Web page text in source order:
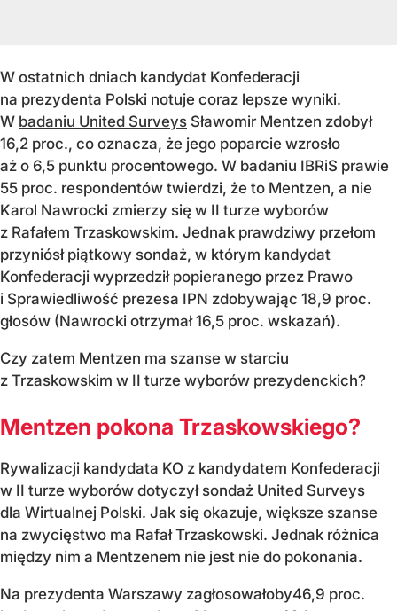
W ostatnich dniach kandydat Konfederacji
na prezydenta Polski notuje coraz lepsze wyniki.
W badaniu United Surveys Sławomir Mentzen zdobył
16,2 proc., co oznacza, że jego poparcie wzrosło
aż o 6,5 punktu procentowego. W badaniu IBRiS prawie
55 proc. respondentów twierdzi, że to Mentzen, a nie
Karol Nawrocki zmierzy się w II turze wyborów
z Rafałem Trzaskowskim. Jednak prawdziwy przełom
przyniósł piątkowy sondaż, w którym kandydat
Konfederacji wyprzedził popieranego przez Prawo
i Sprawiedliwość prezesa IPN zdobywając 18,9 proc.
głosów (Nawrocki otrzymał 16,5 proc. wskazań).
Czy zatem Mentzen ma szanse w starciu
z Trzaskowskim w II turze wyborów prezydenckich?
Mentzen pokona Trzaskowskiego?
Rywalizacji kandydata KO z kandydatem Konfederacji
w II turze wyborów dotyczył sondaż United Surveys
dla Wirtualnej Polski. Jak się okazuje, większe szanse
na zwycięstwo ma Rafał Trzaskowski. Jednak różnica
między nim a Mentzenem nie jest nie do pokonania.
Na prezydenta Warszawy zagłosowałoby46,9 proc.